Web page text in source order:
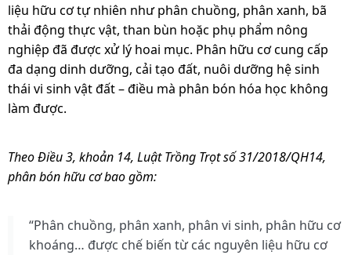
liệu hữu cơ tự nhiên như phân chuồng, phân xanh, bã
thải động thực vật, than bùn hoặc phụ phẩm nông
nghiệp đã được xử lý hoai mục. Phân hữu cơ cung cấp
đa dạng dinh dưỡng, cải tạo đất, nuôi dưỡng hệ sinh
thái vi sinh vật đất – điều mà phân bón hóa học không
làm được.
Theo Điều 3, khoản 14, Luật Trồng Trọt số 31/2018/QH14,
phân bón hữu cơ bao gồm:
“Phân chuồng, phân xanh, phân vi sinh, phân hữu cơ
khoáng… được chế biến từ các nguyên liệu hữu cơ